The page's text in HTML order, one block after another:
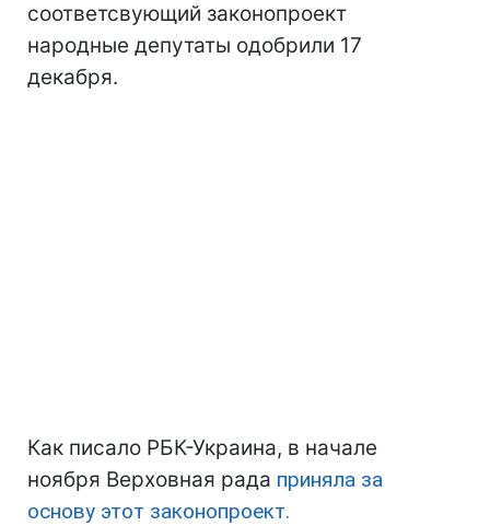
соответсвующий законопроект
народные депутаты одобрили 17
декабря.
Как писало РБК-Украина, в начале
ноября Верховная рада приняла за
основу этот законопроект.